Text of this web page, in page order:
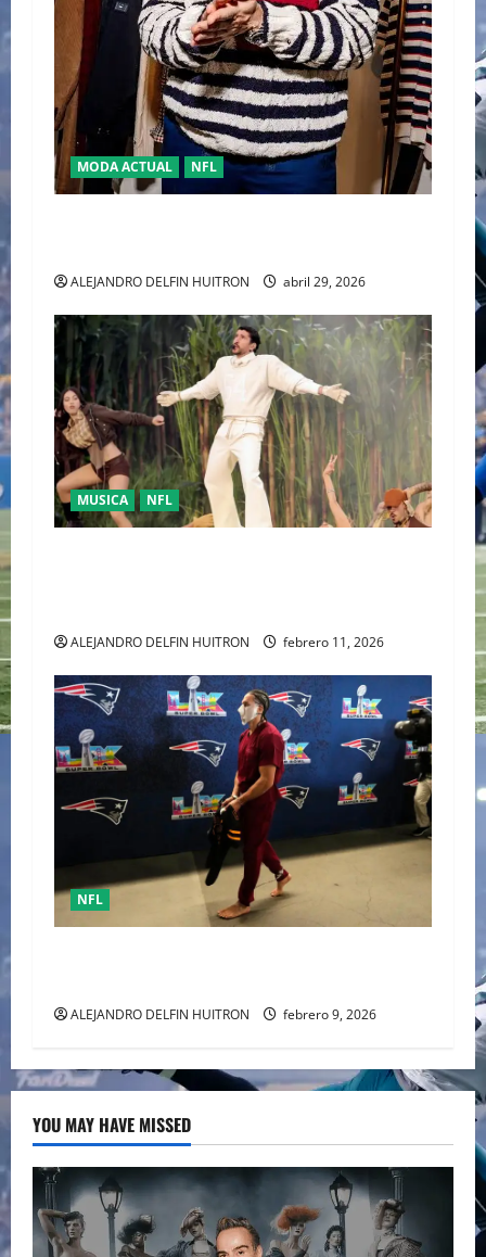
MODA ACTUAL NFL
ALEJANDRO DELFIN HUITRON abril 29, 2026
MUSICA NFL
ALEJANDRO DELFIN HUITRON febrero 11, 2026
NFL
ALEJANDRO DELFIN HUITRON febrero 9, 2026
YOU MAY HAVE MISSED